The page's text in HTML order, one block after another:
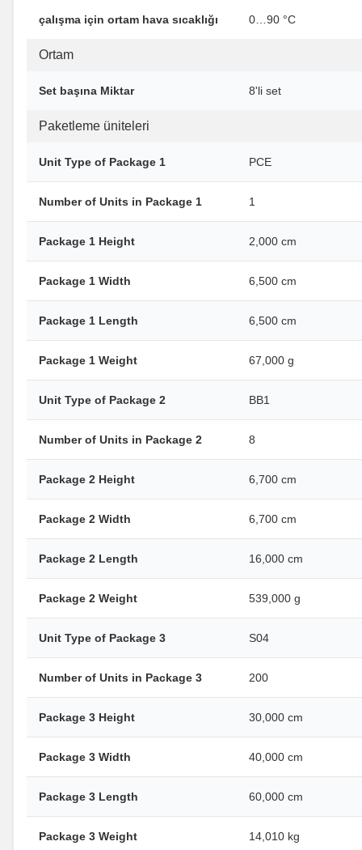
çalışma için ortam hava sıcaklığı 0…90 °C
Ortam
Set başına Miktar 8'li set
Paketleme üniteleri
Unit Type of Package 1 PCE
Number of Units in Package 1 1
Package 1 Height 2,000 cm
Package 1 Width 6,500 cm
Package 1 Length 6,500 cm
Package 1 Weight 67,000 g
Unit Type of Package 2 BB1
Number of Units in Package 2 8
Package 2 Height 6,700 cm
Package 2 Width 6,700 cm
Package 2 Length 16,000 cm
Package 2 Weight 539,000 g
Unit Type of Package 3 S04
Number of Units in Package 3 200
Package 3 Height 30,000 cm
Package 3 Width 40,000 cm
Package 3 Length 60,000 cm
Package 3 Weight 14,010 kg